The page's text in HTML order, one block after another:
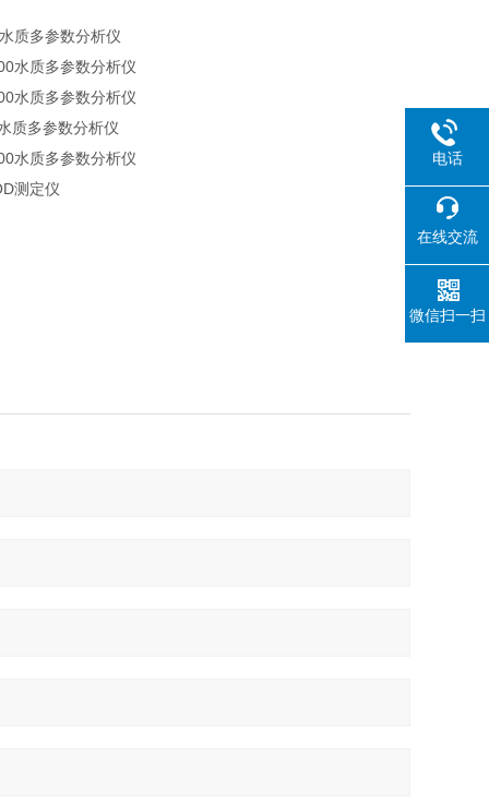
质多参数分析仪
水质多参数分析仪
水质多参数分析仪
质多参数分析仪
水质多参数分析仪
测定仪
电话
在线交流
微信扫一扫